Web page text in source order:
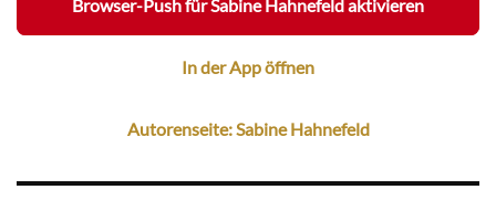
Browser-Push für Sabine Hahnefeld aktivieren
In der App öffnen
Autorenseite: Sabine Hahnefeld